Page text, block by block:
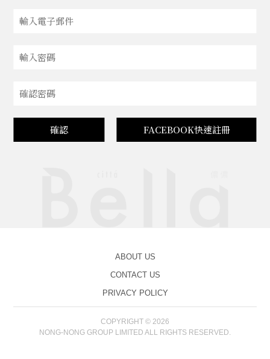
確認 FACEBOOK快速註冊
ABOUT US
CONTACT US
PRIVACY POLICY
COPYRIGHT © 2026
NONG-NONG GROUP LIMITED ALL RIGHTS RESERVED.